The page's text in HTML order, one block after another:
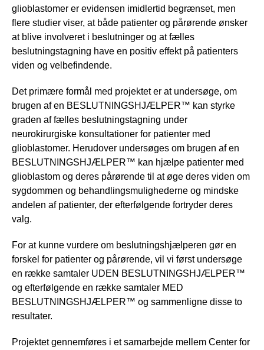
glioblastomer er evidensen imidlertid begrænset, men
flere studier viser, at både patienter og pårørende ønsker
at blive involveret i beslutninger og at fælles
beslutningstagning have en positiv effekt på patienters
viden og velbefindende.
Det primære formål med projektet er at undersøge, om
brugen af en BESLUTNINGSHJÆLPER™ kan styrke
graden af fælles beslutningstagning under
neurokirurgiske konsultationer for patienter med
glioblastomer. Herudover undersøges om brugen af en
BESLUTNINGSHJÆLPER™ kan hjælpe patienter med
glioblastom og deres pårørende til at øge deres viden om
sygdommen og behandlingsmulighederne og mindske
andelen af patienter, der efterfølgende fortryder deres
valg.
For at kunne vurdere om beslutningshjælperen gør en
forskel for patienter og pårørende, vil vi først undersøge
en række samtaler UDEN BESLUTNINGSHJÆLPER™
og efterfølgende en række samtaler MED
BESLUTNINGSHJÆLPER™ og sammenligne disse to
resultater.
Projektet gennemføres i et samarbejde mellem Center for